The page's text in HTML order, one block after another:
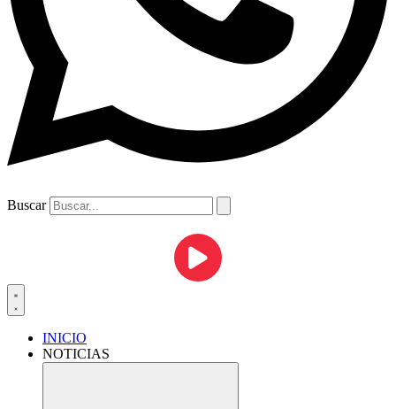
Buscar
INICIO
NOTICIAS